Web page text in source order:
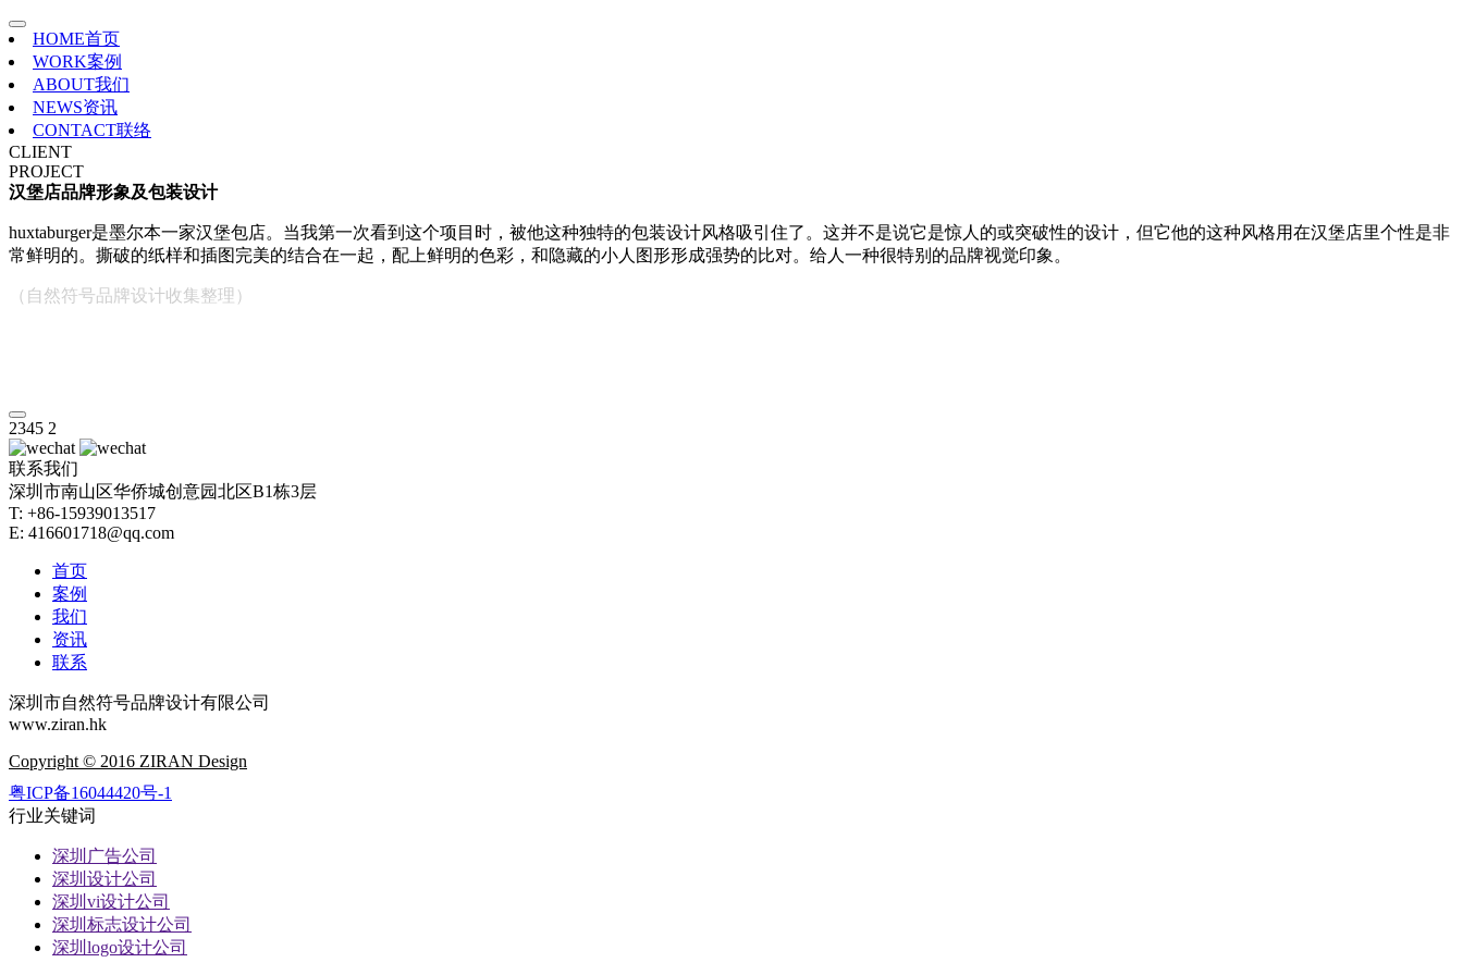
HOME首页
WORK案例
ABOUT我们
NEWS资讯
CONTACT联络
CLIENT
PROJECT
汉堡店品牌形象及包装设计
huxtaburger是墨尔本一家汉堡包店。当我第一次看到这个项目时，被他这种独特的包装设计风格吸引住了。这并不是说它是惊人的或突破性的设计，但它他的这种风格用在汉堡店里个性是非
常鲜明的。撕破的纸样和插图完美的结合在一起，配上鲜明的色彩，和隐藏的小人图形形成强势的比对。给人一种很特别的品牌视觉印象。
（自然符号品牌设计收集整理）
2345 2
联系我们
深圳市南山区华侨城创意园北区B1栋3层
T: +86-15939013517
E: 416601718@qq.com
首页
案例
我们
资讯
联系
深圳市自然符号品牌设计有限公司
www.ziran.hk
Copyright © 2016 ZIRAN Design
粤ICP备16044420号-1
行业关键词
深圳广告公司
深圳设计公司
深圳vi设计公司
深圳标志设计公司
深圳logo设计公司